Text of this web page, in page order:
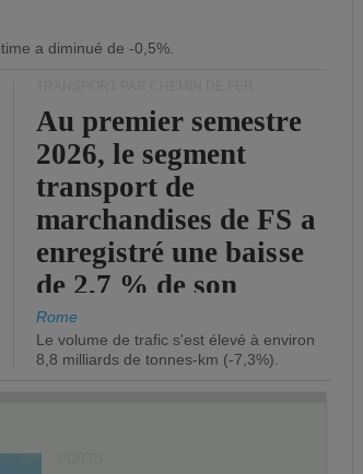
a diminué de -0,5%.
Au premier semestre
2026, le segment
transport de
marchandises de FS a
enregistré une baisse
de 2,7 % de son
chiffre d'affaires
opérationnel.
Rome
Le volume de trafic s'est élevé à environ
8,8 milliards de tonnes-km (-7,3%).